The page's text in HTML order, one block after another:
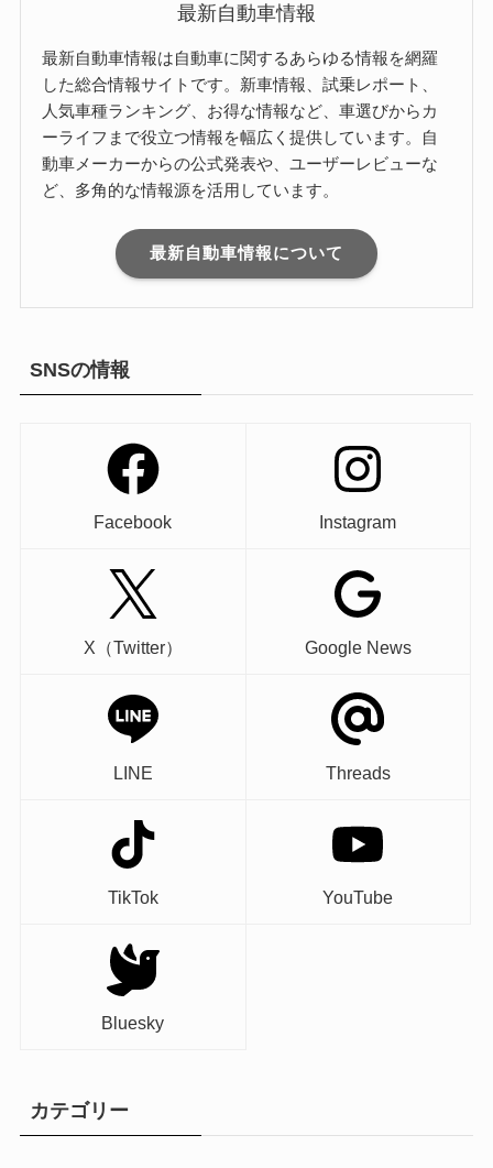
最新自動車情報
最新自動車情報は自動車に関するあらゆる情報を網羅
した総合情報サイトです。新車情報、試乗レポート、
人気車種ランキング、お得な情報など、車選びからカ
ーライフまで役立つ情報を幅広く提供しています。自
動車メーカーからの公式発表や、ユーザーレビューな
ど、多角的な情報源を活用しています。
最新自動車情報について
SNSの情報
Facebook Instagram
X（Twitter） Google News
LINE Threads
TikTok YouTube
Bluesky
カテゴリー